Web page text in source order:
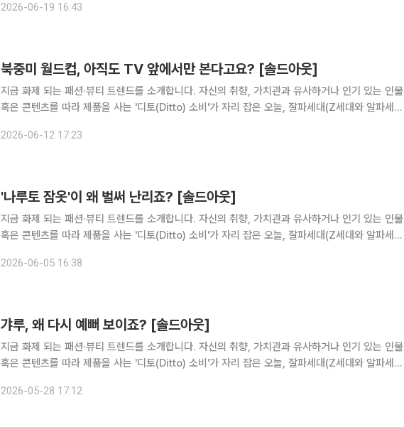
케이크가 봄을 알리고, 망고 빙수가 여름을 대표하듯
2026-06-19 16:43
북중미 월드컵, 아직도 TV 앞에서만 본다고요? [솔드아웃]
지금 화제 되는 패션·뷰티 트렌드를 소개합니다. 자신의 취향, 가치관과 유사하거나 인기 있는 인물
혹은 콘텐츠를 따라 제품을 사는 '디토(Ditto) 소비'가 자리 잡은 오늘, 잘파세대(Z세대와 알파세대
맹(FIFA) 북중미 월드컵이 화려한 막을 올렸습니다
2026-06-12 17:23
'나루토 잠옷'이 왜 벌써 난리죠? [솔드아웃]
지금 화제 되는 패션·뷰티 트렌드를 소개합니다. 자신의 취향, 가치관과 유사하거나 인기 있는 인물
혹은 콘텐츠를 따라 제품을 사는 '디토(Ditto) 소비'가 자리 잡은 오늘, 잘파세대(Z세대와 알파세대
는 한때 이런 반응이 따라붙곤 했습니다. 좋아하는 작품
2026-06-05 16:38
갸루, 왜 다시 예뻐 보이죠? [솔드아웃]
지금 화제 되는 패션·뷰티 트렌드를 소개합니다. 자신의 취향, 가치관과 유사하거나 인기 있는 인물
혹은 콘텐츠를 따라 제품을 사는 '디토(Ditto) 소비'가 자리 잡은 오늘, 잘파세대(Z세대와 알파세대
폼 플랫폼을 강타한 노래 가사에 "갸루!"가 등장
2026-05-28 17:12